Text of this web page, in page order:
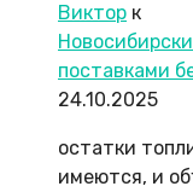
Виктор к
поставками
24.10.2025
остатки
имеются, и